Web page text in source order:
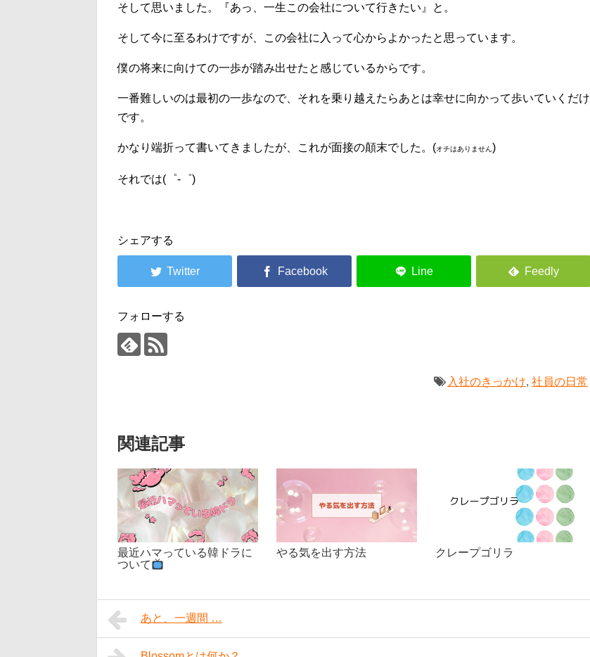
そして思いました。『あっ、一生この会社について行きたい』と。
そして今に至るわけですが、この会社に入って心からよかったと思っています。
僕の将来に向けての一歩が踏み出せたと感じているからです。
一番難しいのは最初の一歩なので、それを乗り越えたらあとは幸せに向かって歩いていくだけ
です。
かなり端折って書いてきましたが、これが面接の顛末でした。(オチはありません)
それでは(゜-゜)
シェアする
フォローする
入社のきっかけ, 社員の日常
関連記事
最近ハマっている韓ドラに
ついて
やる気を出す方法 クレープゴリラ
あと、一週間 …